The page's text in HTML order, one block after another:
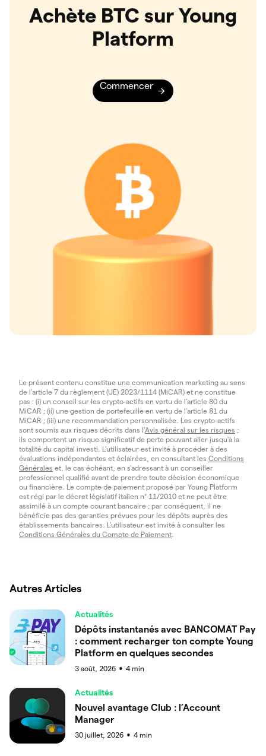
Achète BTC sur Young
Platform
Commencer
Le présent contenu constitue une communication marketing au sens
de l'article 7 du règlement (UE) 2023/1114 (MiCAR) et ne constitue
pas : (i) un conseil sur les crypto-actifs en vertu de l'article 80 du
MiCAR ; (ii) une gestion de portefeuille en vertu de l'article 81 du
MiCAR ; (iii) une recommandation personnalisée. Les crypto-actifs
sont soumis aux risques décrits dans l'Avis général sur les risques ;
ils comportent un risque significatif de perte pouvant aller jusqu'à la
totalité du capital investi. L'utilisateur est invité à procéder à des
évaluations indépendantes et éclairées, en consultant les Conditions
Générales et, le cas échéant, en s'adressant à un conseiller
professionnel qualifié avant de prendre toute décision économique
ou financière. Le compte de paiement proposé par Young Platform
est régi par le décret législatif italien n° 11/2010 et ne peut être
assimilé à un compte courant bancaire ; par conséquent, il ne
bénéficie pas des garanties prévues pour les dépôts auprès des
établissements bancaires. L'utilisateur est invité à consulter les
Conditions Générales du Compte de Paiement.
Autres Articles
Actualités
Dépôts instantanés avec BANCOMAT Pay
: comment recharger ton compte Young
Platform en quelques secondes
3 août, 2026 ● 4 min
Actualités
Nouvel avantage Club : l’Account
Manager
30 juillet, 2026 ● 4 min